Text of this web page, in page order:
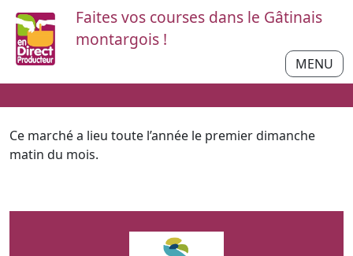
Faites vos courses dans le Gâtinais
montargois !
MENU
Ce marché a lieu toute l’année le premier dimanche
matin du mois.